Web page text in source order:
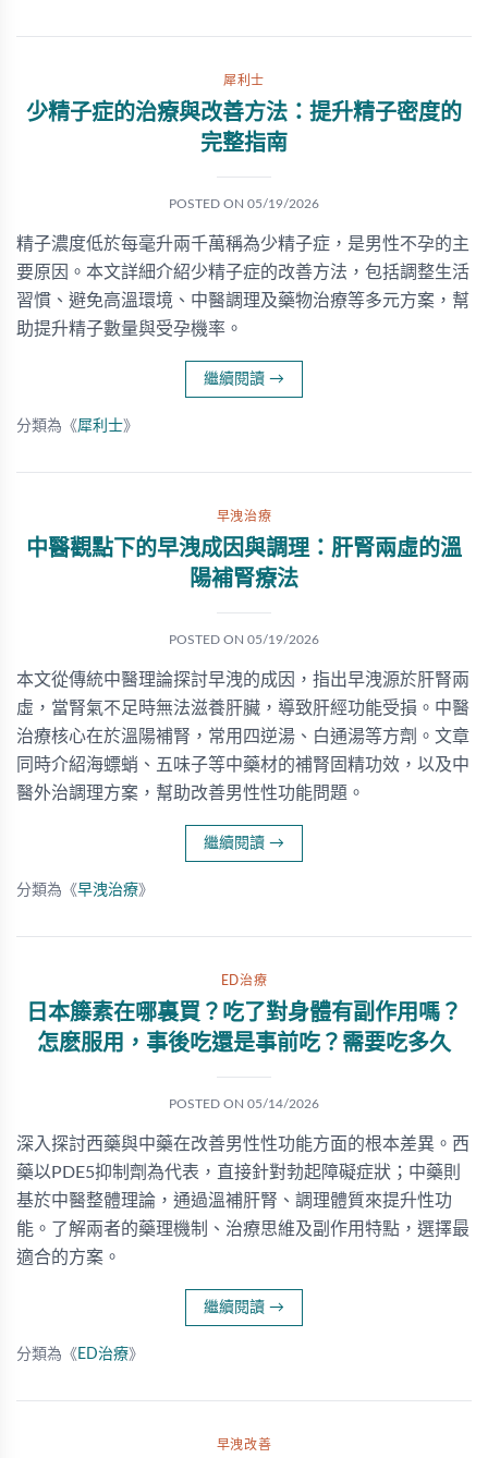
犀利士
少精子症的治療與改善方法：提升精子密度的
完整指南
POSTED ON 05/19/2026
精子濃度低於每毫升兩千萬稱為少精子症，是男性不孕的主
要原因。本文詳細介紹少精子症的改善方法，包括調整生活
習慣、避免高溫環境、中醫調理及藥物治療等多元方案，幫
助提升精子數量與受孕機率。
繼續閱讀 →
分類為《犀利士》
早洩治療
中醫觀點下的早洩成因與調理：肝腎兩虛的溫
陽補腎療法
POSTED ON 05/19/2026
本文從傳統中醫理論探討早洩的成因，指出早洩源於肝腎兩
虛，當腎氣不足時無法滋養肝臟，導致肝經功能受損。中醫
治療核心在於溫陽補腎，常用四逆湯、白通湯等方劑。文章
同時介紹海螵蛸、五味子等中藥材的補腎固精功效，以及中
醫外治調理方案，幫助改善男性性功能問題。
繼續閱讀 →
分類為《早洩治療》
ED治療
日本籐素在哪裏買？吃了對身體有副作用嗎？
怎麽服用，事後吃還是事前吃？需要吃多久
POSTED ON 05/14/2026
深入探討西藥與中藥在改善男性性功能方面的根本差異。西
藥以PDE5抑制劑為代表，直接針對勃起障礙症狀；中藥則
基於中醫整體理論，通過溫補肝腎、調理體質來提升性功
能。了解兩者的藥理機制、治療思維及副作用特點，選擇最
適合的方案。
繼續閱讀 →
分類為《 ED治療》
早洩改善